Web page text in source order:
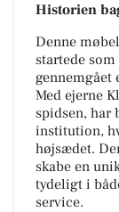
Historien
Denne
startede
gennemgået
Med ejerne
spidsen, har
institution,
højsædet.
skabe en
tydeligt i
service.